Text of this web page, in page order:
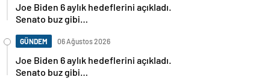
Joe Biden 6 aylık hedeflerini açıkladı.
Senato buz gibi…
GÜNDEM 06 Ağustos 2026
Joe Biden 6 aylık hedeflerini açıkladı.
Senato buz gibi…